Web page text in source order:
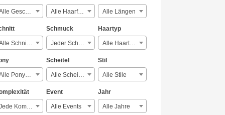
Alle Geschlechter Alle Haarfarben Alle Längen
Alle Schnitte
Schmuck
Jeder Schmuck
Haartyp
Alle Haartypen
Alle Ponyarten
Scheitel
Alle Scheitelarten
Stil
Alle Stile
Jede Komplexität
Event
Alle Events
Jahr
Alle Jahre